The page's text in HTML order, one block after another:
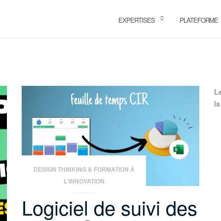
EXPERTISES PLATEFORME
DESIGN THINKING & FORMATION À
L'INNOVATION
Logiciel de suivi des